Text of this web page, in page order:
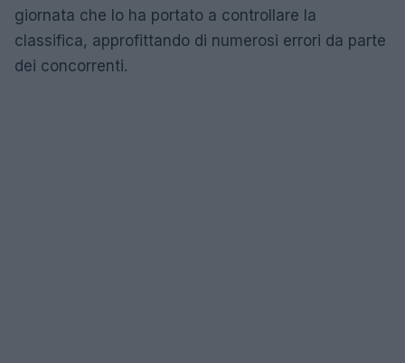
giornata che lo ha portato a controllare la
classifica, approfittando di numerosi errori da parte
dei concorrenti.